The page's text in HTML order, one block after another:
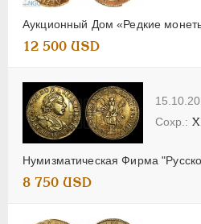
Аукционный Дом «Редкие
12 500 USD
Нумизматическая Фирма
8 750 USD